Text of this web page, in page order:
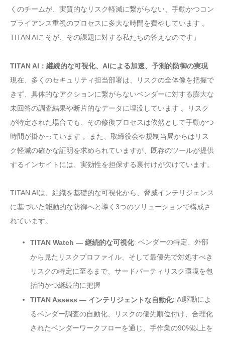
くのチームが、実質的なリスク軽減に繋がらない、手動かつコン
プライアンス重視のプロセスに多大な時間を費やしています 。
TITAN AIこそが、その課題に対する私たちの答えなのです」
TITAN AI：継続的な可視化、AIによる加速、予測的防御の実現
現在、多くのセキュリティ担当部署は、リスクの全体像を把握で
きず、具体的なアクションに繋がらないベンダーに対する膨大な
未回答の調査結果や断片的なデータに埋没しています 。リスク
が特定された場合でも、その修復プロセスは依然として手動かつ
時間が掛かっています 。また、取締役会や規制当局からはリス
ク軽減の確かな証明を求められていますが、既存のツールが提供
するインサイトには、実効性を担保する裏付けが欠けています。
TITAN AIは、組織を基礎的な可視化から、脅威インテリジェンス
に基づいた能動的な防御へと導く3つのソリューションで構成さ
れています。
TITAN Watch — 継続的な可視化: ベンダーの特定、外部
から見たリスクプロファイル、そして最優先で対処すべき
リスクの特定に至るまで、サードパーティリスク環境を包
括的かつ継続的に把握
TITAN Assess — インテリジェントな自動化: AI駆動によ
るベンダー調査の自動化、リスクの優先順位付け、合理化
されたベンダーワークフローを通じ、手作業の90%以上を